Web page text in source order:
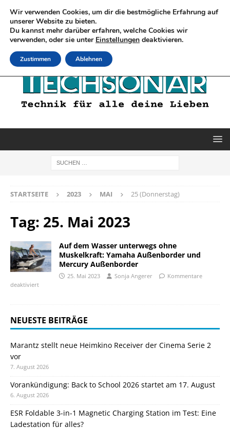
STARTSEITE 2023 MAI 25 (Donnerstag)
Tag: 25. Mai 2023
Auf dem Wasser unterwegs ohne
Muskelkraft: Yamaha Außenborder und
Mercury Außenborder
25. Mai 2023 Sonja Angerer
Kommentare
deaktiviert
NEUESTE BEITRÄGE
Marantz stellt neue Heimkino Receiver der Cinema Serie 2
vor
7. August 2026
Vorankündigung: Back to School 2026 startet am 17. August
6. August 2026
ESR Foldable 3-in-1 Magnetic Charging Station im Test: Eine
Ladestation für alles?
Wir verwenden Cookies, um dir die bestmögliche Erfahrung auf
unserer Website zu bieten.
Du kannst mehr darüber erfahren, welche Cookies wir
verwenden, oder sie unter Einstellungen deaktivieren.
Zustimmen Ablehnen